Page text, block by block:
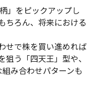
」をピックアップし
ちろん、将来における
せで株を買い進めれば
う「四天王」型や、
み合わせパターンも